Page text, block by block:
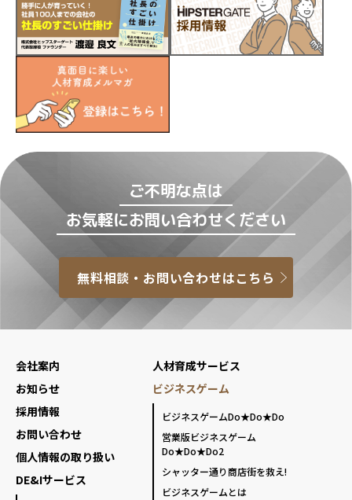
ご不明な点は
お気軽にお問い合わせください
無料相談・お問い合わせはこちら
会社案内
お知らせ
採用情報
お問い合わせ
個人情報の取り扱い
DE&Iサービス
人材育成サービス
ビジネスゲーム
ビジネスゲームDo★Do★Do
営業版ビジネスゲーム
Do★Do★Do2
シャッター通り商店街を救え!
ビジネスゲームとは